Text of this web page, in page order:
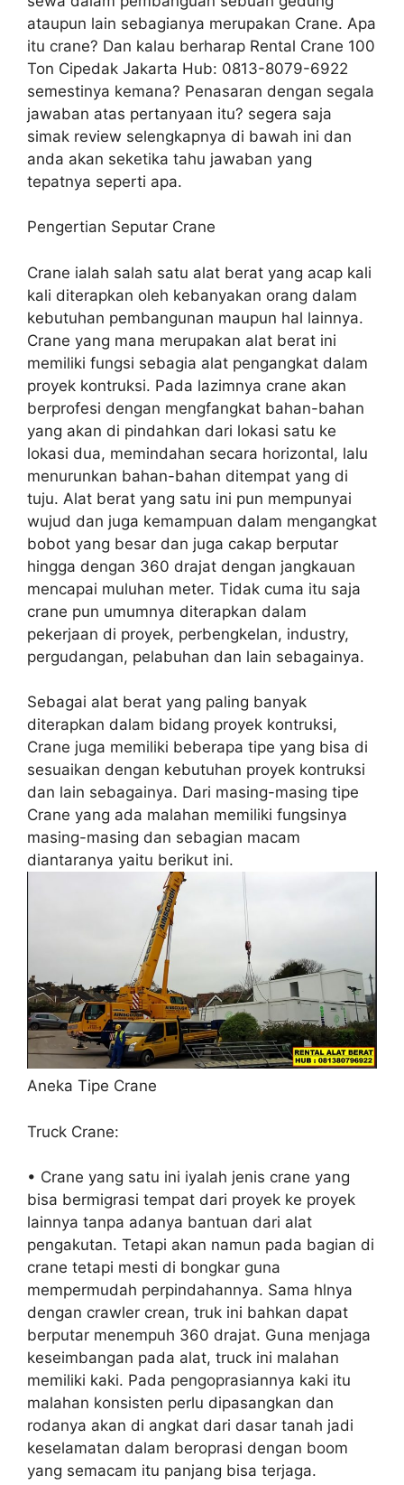
ataupun lain sebagianya merupakan Crane. Apa
itu crane? Dan kalau berharap Rental Crane 100
Ton Cipedak Jakarta Hub: 0813-8079-6922
semestinya kemana? Penasaran dengan segala
jawaban atas pertanyaan itu? segera saja
simak review selengkapnya di bawah ini dan
anda akan seketika tahu jawaban yang
tepatnya seperti apa.
Pengertian Seputar Crane
Crane ialah salah satu alat berat yang acap kali
kali diterapkan oleh kebanyakan orang dalam
kebutuhan pembangunan maupun hal lainnya.
Crane yang mana merupakan alat berat ini
memiliki fungsi sebagia alat pengangkat dalam
proyek kontruksi. Pada lazimnya crane akan
berprofesi dengan mengfangkat bahan-bahan
yang akan di pindahkan dari lokasi satu ke
lokasi dua, memindahan secara horizontal, lalu
menurunkan bahan-bahan ditempat yang di
tuju. Alat berat yang satu ini pun mempunyai
wujud dan juga kemampuan dalam mengangkat
bobot yang besar dan juga cakap berputar
hingga dengan 360 drajat dengan jangkauan
mencapai muluhan meter. Tidak cuma itu saja
crane pun umumnya diterapkan dalam
pekerjaan di proyek, perbengkelan, industry,
pergudangan, pelabuhan dan lain sebagainya.
Sebagai alat berat yang paling banyak
diterapkan dalam bidang proyek kontruksi,
Crane juga memiliki beberapa tipe yang bisa di
sesuaikan dengan kebutuhan proyek kontruksi
dan lain sebagainya. Dari masing-masing tipe
Crane yang ada malahan memiliki fungsinya
masing-masing dan sebagian macam
diantaranya yaitu berikut ini.
Aneka Tipe Crane
Truck Crane:
• Crane yang satu ini iyalah jenis crane yang
bisa bermigrasi tempat dari proyek ke proyek
lainnya tanpa adanya bantuan dari alat
pengakutan. Tetapi akan namun pada bagian di
crane tetapi mesti di bongkar guna
mempermudah perpindahannya. Sama hlnya
dengan crawler crean, truk ini bahkan dapat
berputar menempuh 360 drajat. Guna menjaga
keseimbangan pada alat, truck ini malahan
memiliki kaki. Pada pengoprasiannya kaki itu
malahan konsisten perlu dipasangkan dan
rodanya akan di angkat dari dasar tanah jadi
keselamatan dalam beroprasi dengan boom
yang semacam itu panjang bisa terjaga.